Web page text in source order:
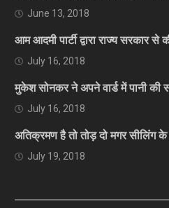
June 13, 2018
आम आदमी पार्टी द्वारा राज्य सरकार से
July 16, 2018
मुकेश सोनकर ने अपने वार्ड में पानी की
July 16, 2018
अतिक्रमण है तो तोड़ दो मगर सीलिंग
July 19, 2018